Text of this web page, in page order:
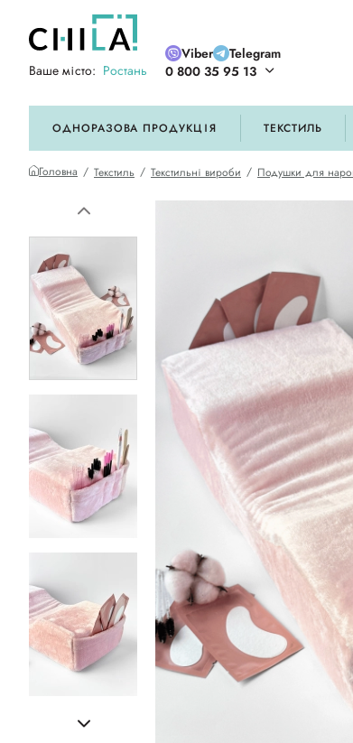
Ваше місто: Ростань
Viber
Telegram
0 800 35 95 13
ОДНОРАЗОВА ПРОДУКЦІЯ ТЕКСТИЛЬ
Головна Текстиль Текстильні вироби Подушки для